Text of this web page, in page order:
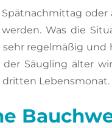
oder
Was die
regelmäßig und
Säugling älter
Lebensmonat.